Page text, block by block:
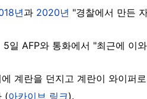
년과 2020년 "경찰에서 만든
5일 AFP와 통화에서 "최근에 이
계란을 던지고 계란이 와이퍼
(아카이브 링크).